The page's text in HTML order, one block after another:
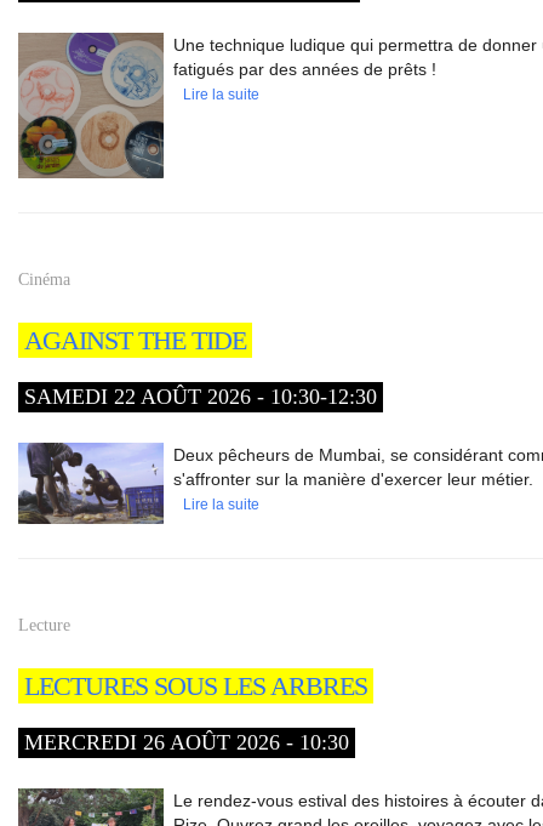
Une technique ludique qui permettra de
fatigués par des années de prêts !
Lire la suite
Cinéma
AGAINST THE TIDE
SAMEDI 22 AOÛT 2026 - 10:30-12:30
Deux pêcheurs de Mumbai, se considérant
s'affronter sur la manière d'exercer leur métier.
Lire la suite
Lecture
LECTURES SOUS LES ARBRES
MERCREDI 26 AOÛT 2026 - 10:30
Le rendez-vous estival des histoires à écouter